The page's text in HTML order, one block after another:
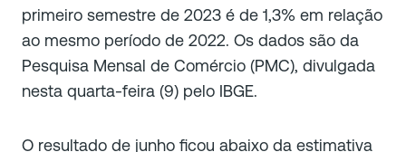
primeiro semestre de 2023 é de 1,3% em relação
ao mesmo período de 2022. Os dados são da
Pesquisa Mensal de Comércio (PMC), divulgada
nesta quarta-feira (9) pelo IBGE.
O resultado de junho ficou abaixo da estimativa